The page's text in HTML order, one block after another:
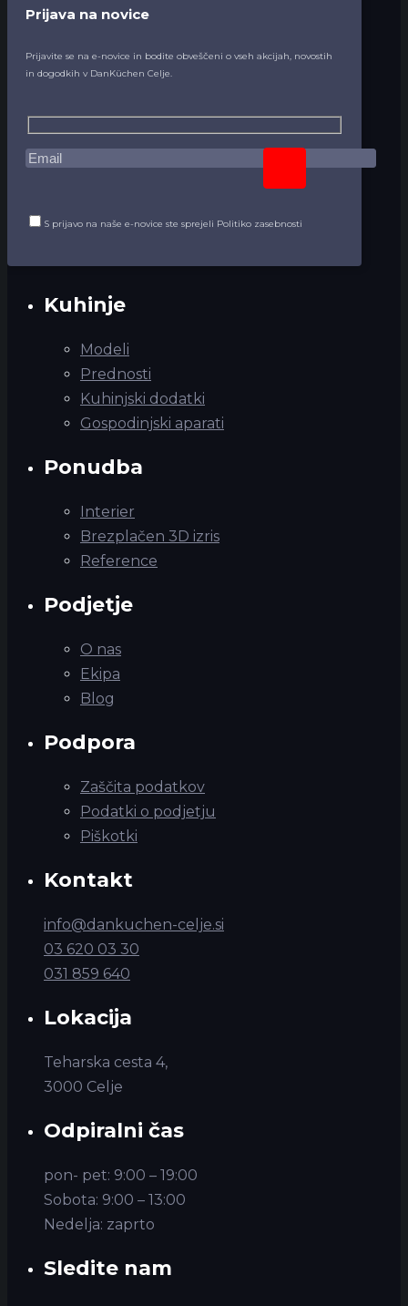
Prijava na novice
Prijavite se na e-novice in bodite obveščeni o vseh akcijah, novostih
in dogodkih v DanKüchen Celje.
S prijavo na naše e-novice ste sprejeli Politiko zasebnosti
Kuhinje
Modeli
Prednosti
Kuhinjski dodatki
Gospodinjski aparati
Ponudba
Interier
Brezplačen 3D izris
Reference
Podjetje
O nas
Ekipa
Blog
Podpora
Zaščita podatkov
Podatki o podjetju
Piškotki
Kontakt
info@dankuchen-celje.si
03 620 03 30
031 859 640
Lokacija
Teharska cesta 4,
3000 Celje
Odpiralni čas
pon- pet: 9:00 – 19:00
Sobota: 9:00 – 13:00
Nedelja: zaprto
Sledite nam